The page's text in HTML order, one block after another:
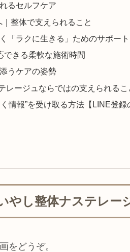
るセルフケア
整体で支えられること
「ラクに生きる」ためのサポート
できる柔軟な施術時間
うケアの姿勢
レージュならではの支えられるこ
情報”を受け取る方法【LINE登録
やし整体ナステレー
をどうぞ。